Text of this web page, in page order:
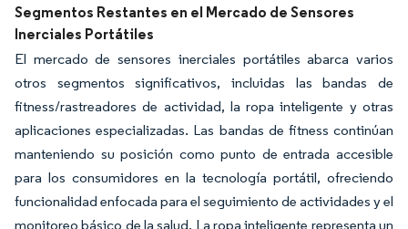
Segmentos Restantes en el Mercado de Sensores
Inerciales Portátiles
El mercado de sensores inerciales portátiles abarca varios
otros segmentos significativos, incluidas las bandas de
fitness/rastreadores de actividad, la ropa inteligente y otras
aplicaciones especializadas. Las bandas de fitness continúan
manteniendo su posición como punto de entrada accesible
para los consumidores en la tecnología portátil, ofreciendo
funcionalidad enfocada para el seguimiento de actividades y el
monitoreo básico de la salud. La ropa inteligente representa un